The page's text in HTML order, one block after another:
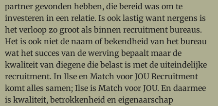
partner gevonden hebben, die bereid was om te
investeren in een relatie. Is ook lastig want nergens is
het verloop zo groot als binnen recruitment bureaus.
Het is ook niet de naam of bekendheid van het bureau
wat het succes van de werving bepaalt maar de
kwaliteit van diegene die belast is met de uiteindelijke
recruitment. In Ilse en Match voor JOU Recruitment
komt alles samen; Ilse is Match voor JOU. En daarmee
is kwaliteit, betrokkenheid en eigenaarschap